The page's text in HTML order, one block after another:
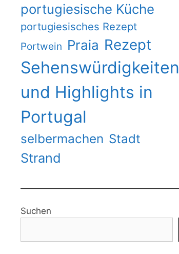
portugiesische Küche
portugiesisches Rezept
Portwein Praia Rezept
Sehenswürdigkeiten
und Highlights in
Portugal
selbermachen Stadt
Strand
Suchen